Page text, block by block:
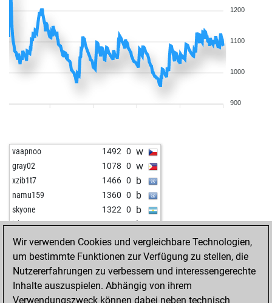
1200
1100
1000
900
vaapnoo 1492 0 w
gray02 1078 0 w
xzib1t7 1466 0 b
namu159 1360 0 b
skyone 1322 0 b
ich11 1203 1 b
fs1800 1210 1 b
early abort 1684 0 b
early abort 1685 0 b
boule 1718 0 w
tattala 1348 0 w
Wir verwenden Cookies und vergleichbare Technologien,
um bestimmte Funktionen zur Verfügung zu stellen, die
Nutzererfahrungen zu verbessern und interessengerechte
Inhalte auszuspielen. Abhängig von ihrem
Verwendungszweck können dabei neben technisch